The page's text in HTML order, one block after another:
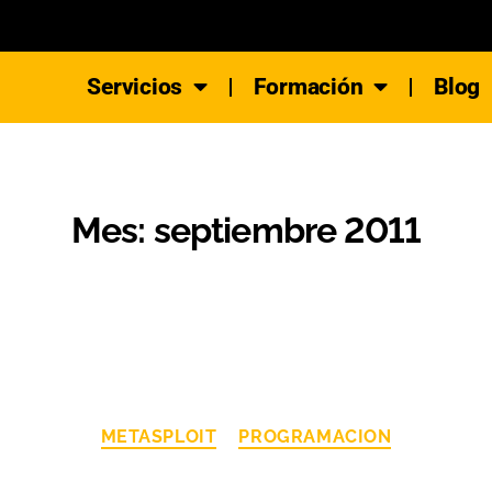
Servicios Formación Blog
Mes: septiembre 2011
METASPLOIT PROGRAMACION